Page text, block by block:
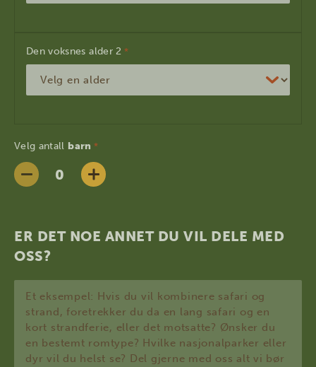
Den voksnes alder *
Velg antall barn *
ER DET NOE ANNET DU VIL DELE MED
OSS?